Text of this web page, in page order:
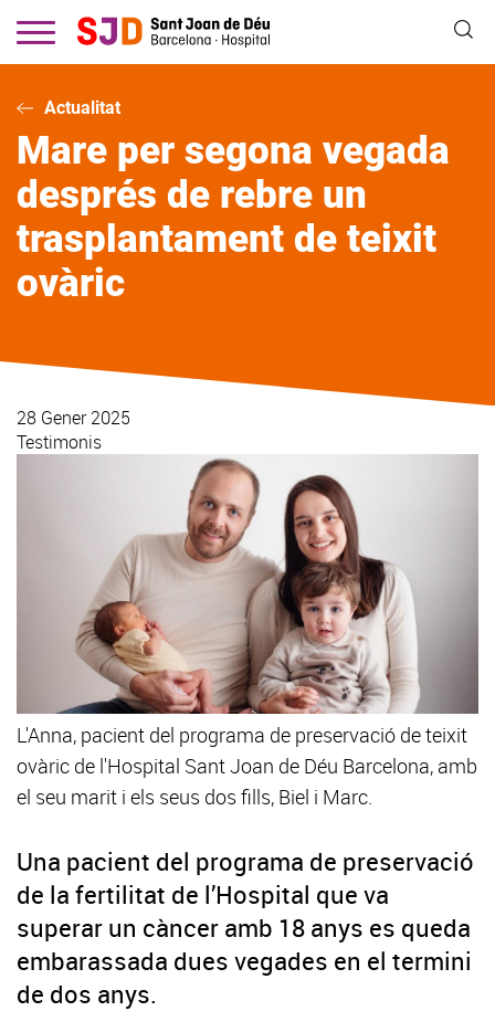
contingut
Actualitat
Mare per segona vegada
després de rebre un
trasplantament de teixit
ovàric
28 Gener 2025
Testimonis
L'Anna, pacient del programa de preservació de teixit
ovàric de l'Hospital Sant Joan de Déu Barcelona, amb
el seu marit i els seus dos fills, Biel i Marc.
Una pacient del programa de preservació
de la fertilitat de l’Hospital que va
superar un càncer amb 18 anys es queda
embarassada dues vegades en el termini
de dos anys.